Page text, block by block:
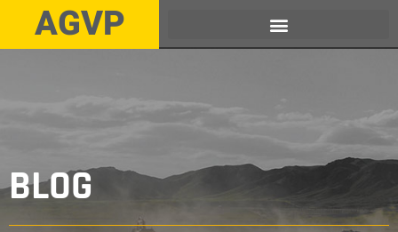
AGVP
BLOG